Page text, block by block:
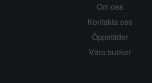
Om oss
Kontakta oss
Öppettider
Våra butiker